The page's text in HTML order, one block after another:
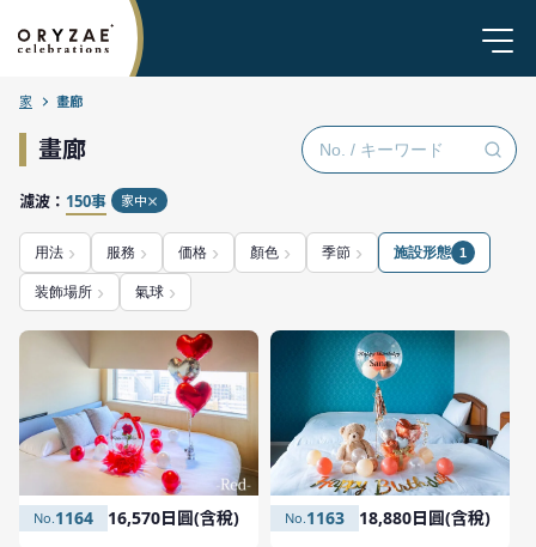
家 畫廊
畫廊
濾波： 150事 家中
用法 服務 価格 顏色 季節 施設形態 1
装飾場所 氣球
1164 16,570日圓(含稅) 1163 18,880日圓(含稅)